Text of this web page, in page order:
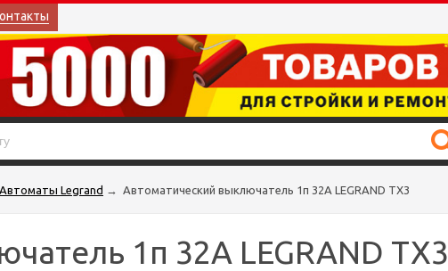
Автоматы Legrand → Автоматический выключатель 1п 32А LEGRAND ТХ3
1п 32А LEGRAND ТХ3